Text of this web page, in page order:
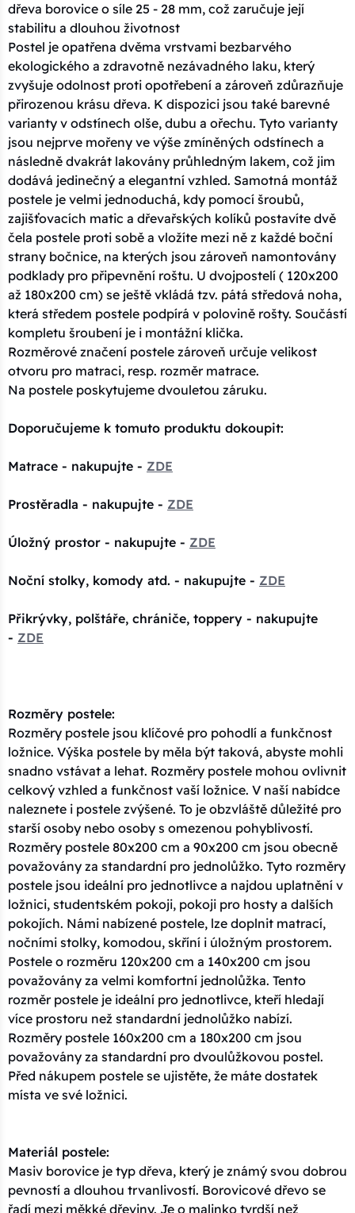
dřeva borovice o síle 25 - 28 mm, což zaručuje její
stabilitu a dlouhou životnost
Postel je opatřena dvěma vrstvami bezbarvého
ekologického a zdravotně nezávadného laku, který
zvyšuje odolnost proti opotřebení a zároveň zdůrazňuje
přirozenou krásu dřeva. K dispozici jsou také barevné
varianty v odstínech olše, dubu a ořechu. Tyto varianty
jsou nejprve mořeny ve výše zmíněných odstínech a
následně dvakrát lakovány průhledným lakem, což jim
dodává jedinečný a elegantní vzhled. Samotná montáž
postele je velmi jednoduchá, kdy pomocí šroubů,
zajišťovacích matic a dřevařských kolíků postavíte dvě
čela postele proti sobě a vložíte mezi ně z každé boční
strany bočnice, na kterých jsou zároveň namontovány
podklady pro připevnění roštu. U dvojpostelí ( 120x200
až 180x200 cm) se ještě vkládá tzv. pátá středová noha,
která středem postele podpírá v polovině rošty. Součástí
kompletu šroubení je i montážní klička.
Rozměrové značení postele zároveň určuje velikost
otvoru pro matraci, resp. rozměr matrace.
Na postele poskytujeme dvouletou záruku.
Doporučujeme k tomuto produktu dokoupit:
Matrace - nakupujte - ZDE
Prostěradla - nakupujte - ZDE
Úložný prostor - nakupujte - ZDE
Noční stolky, komody atd. - nakupujte - ZDE
Přikrývky, polštáře, chrániče, toppery - nakupujte
- ZDE
Rozměry postele:
Rozměry postele jsou klíčové pro pohodlí a funkčnost
ložnice. Výška postele by měla být taková, abyste mohli
snadno vstávat a lehat. Rozměry postele mohou ovlivnit
celkový vzhled a funkčnost vaší ložnice. V naší nabídce
naleznete i postele zvýšené. To je obzvláště důležité pro
starší osoby nebo osoby s omezenou pohyblivostí.
Rozměry postele 80x200 cm a 90x200 cm jsou obecně
považovány za standardní pro jednolůžko. Tyto rozměry
postele jsou ideální pro jednotlivce a najdou uplatnění v
ložnici, studentském pokoji, pokoji pro hosty a dalších
pokojích. Námi nabízené postele, lze doplnit matrací,
nočními stolky, komodou, skříní i úložným prostorem.
Postele o rozměru 120x200 cm a 140x200 cm jsou
považovány za velmi komfortní jednolůžka. Tento
rozměr postele je ideální pro jednotlivce, kteří hledají
více prostoru než standardní jednolůžko nabízí.
Rozměry postele 160x200 cm a 180x200 cm jsou
považovány za standardní pro dvoulůžkovou postel.
Před nákupem postele se ujistěte, že máte dostatek
místa ve své ložnici.
Materiál postele:
Masiv borovice je typ dřeva, který je známý svou dobrou
pevností a dlouhou trvanlivostí. Borovicové dřevo se
řadí mezi měkké dřeviny. Je o malinko tvrdší než